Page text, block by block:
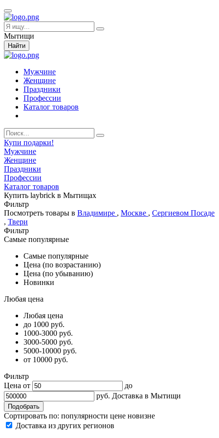
Мытищи
Найти
Мужчине
Женщине
Праздники
Профессии
Каталог товаров
Купи подарки!
Мужчине
Женщине
Праздники
Профессии
Каталог товаров
Купить laybrick в Мытищах
Фильтр
Посмотреть товары в Владимире , Москве , Сергиевом Посаде
, Твери
Фильтр
Самые популярные
Самые популярные
Цена (по возрастанию)
Цена (по убыванию)
Новинки
Любая цена
Любая цена
до 1000 руб.
1000-3000 руб.
3000-5000 руб.
5000-10000 руб.
от 10000 руб.
Фильтр
Цена от
до
руб. Доставка в Мытищи
Сортировать по: популярности цене новизне
Доставка из других регионов